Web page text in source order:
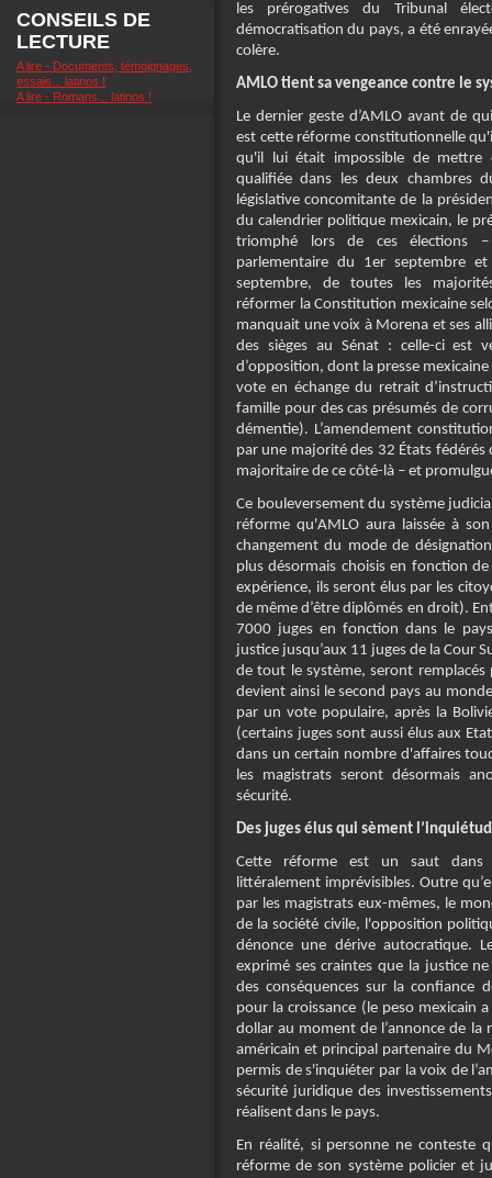
CONSEILS DE
LECTURE
A lire - Documents, témoignages,
essais... latinos !
A lire - Romans... latinos !
les prérogatives du Tribunal
démocratisation du pays, a été
colère.
AMLO tient sa vengeance contre le
Le dernier geste d’AMLO avant de
est cette réforme constitutionnelle
qu'il lui était impossible de
qualifiée dans les deux chambres
législative concomitante de la
du calendrier politique mexicain, le
triomphé lors de ces élections
parlementaire du 1er septembre
septembre, de toutes les
réformer la Constitution mexicaine
manquait une voix à Morena et ses
des sièges au Sénat : celle-ci est
d’opposition, dont la presse mexicaine
vote en échange du retrait
famille pour des cas présumés de
démentie). L’amendement
par une majorité des 32 États
majoritaire de ce côté-là – et
Ce bouleversement du système
réforme qu'AMLO aura laissée à
changement du mode de
plus désormais choisis en fonction
expérience, ils seront élus par les
de même d’être diplômés en droit).
7000 juges en fonction dans le
justice jusqu’aux 11 juges de la Cour
de tout le système, seront remplacés
devient ainsi le second pays au
par un vote populaire, après la
(certains juges sont aussi élus aux
dans un certain nombre d'affaires
les magistrats seront désormais
sécurité.
Des juges élus qui sèment
Cette réforme est un saut dans
littéralement imprévisibles. Outre
par les magistrats eux-mêmes, le
de la société civile, l'opposition
dénonce une dérive autocratique.
exprimé ses craintes que la justice
des conséquences sur la confiance
pour la croissance (le peso mexicain
dollar au moment de l’annonce de
américain et principal partenaire du
permis de s'inquiéter par la voix de
sécurité juridique des
réalisent dans le pays.
En réalité, si personne ne conteste
réforme de son système policier et